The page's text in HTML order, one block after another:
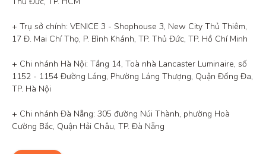
+ Trụ sở chính: VENICE 3 - Shophouse 3, New City Thủ Thiêm,
17 Đ. Mai Chí Thọ, P. Bình Khánh, TP. Thủ Đức, TP. Hồ Chí Minh
+ Chi nhánh Hà Nội: Tầng 14, Toà nhà Lancaster Luminaire, số
1152 - 1154 Đường Láng, Phường Láng Thượng, Quận Đống Đa,
TP. Hà Nội
+ Chi nhánh Đà Nẵng: 305 đường Núi Thành, phường Hoà
Cường Bắc, Quận Hải Châu, TP. Đà Nẵng